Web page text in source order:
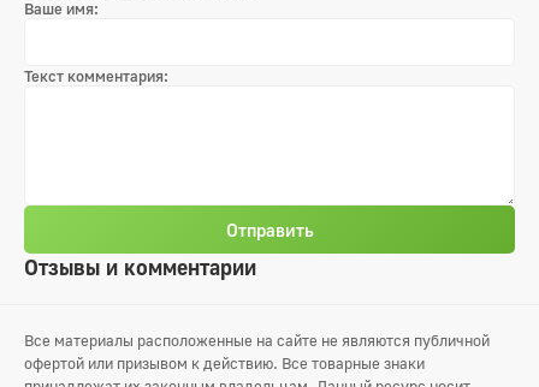
Отзывы и комментарии
Ваше имя:
Текст комментария:
Отправить
Все материалы расположенные на сайте не являются публичной
офертой или призывом к действию. Все товарные знаки